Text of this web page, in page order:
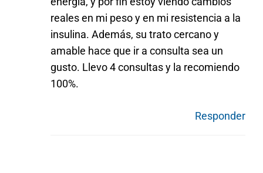
reales en mi peso y en mi resistencia a la
insulina. Además, su trato cercano y
amable hace que ir a consulta sea un
gusto. Llevo 4 consultas y la recomiendo
100%.
Responder